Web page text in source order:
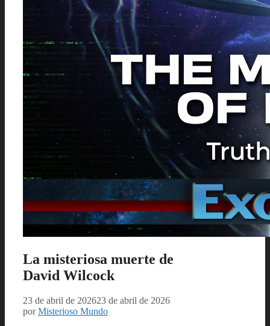
La misteriosa muerte de
David Wilcock
23 de abril de 202623 de abril de 2026
porMisterioso Mundo